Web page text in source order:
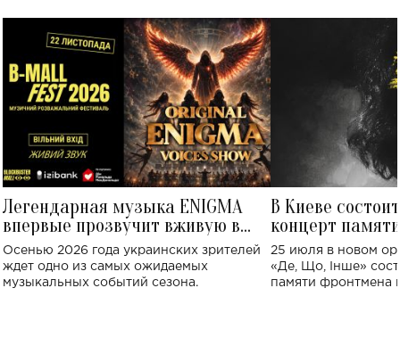
Легендарная музыка ENIGMA
впервые прозвучит вживую в
Украине: где состоится концерт
Осенью 2026 года украинских зрителей
ждет одно из самых ожидаемых
музыкальных событий сезона.
В Киеве
концерт
Клименко:
исполнят песни
25 июля в новом
«Де, Що, Інше»
памяти фронтмена